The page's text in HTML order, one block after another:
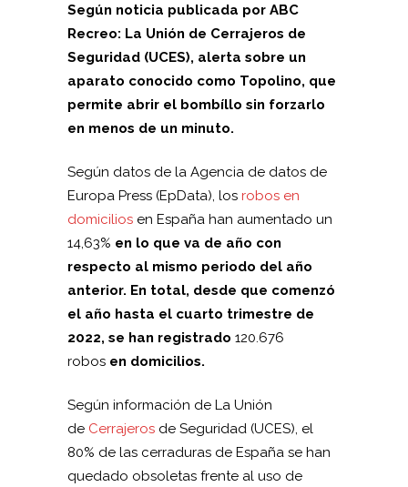
Según noticia publicada por ABC
Recreo: La Unión de Cerrajeros de
Seguridad (UCES), alerta sobre un
aparato conocido como Topolino, que
permite abrir el bombíllo sin forzarlo
en menos de un minuto.
Según datos de la Agencia de datos de
Europa Press (EpData), los robos en
domicilios en España han aumentado un
14,63% en lo que va de año con
respecto al mismo periodo del año
anterior. En total, desde que comenzó
el año hasta el cuarto trimestre de
2022, se han registrado 120.676
robos en domicilios.
Según información de La Unión
de Cerrajeros de Seguridad (UCES), el
80% de las cerraduras de España se han
quedado obsoletas frente al uso de